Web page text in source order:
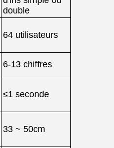
double
64 utilisateurs
6-13 chiffres
≤1 seconde
33 ~ 50cm